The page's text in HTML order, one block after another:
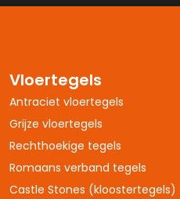
Vloertegels
Antraciet vloertegels
Grijze vloertegels
Rechthoekige tegels
Romaans verband tegels
Castle Stones (kloostertegels)